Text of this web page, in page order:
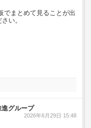
まとめて見ることが出
い。
グループ
2026年6月29日 15:48